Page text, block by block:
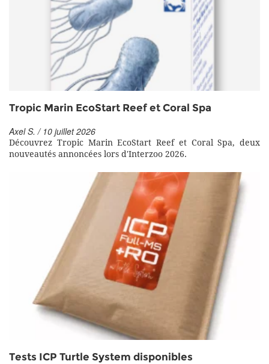
Tropic Marin EcoStart Reef et Coral Spa
Axel S. / 10 juillet 2026
Découvrez Tropic Marin EcoStart Reef et Coral Spa, deux
nouveautés annoncées lors d'Interzoo 2026.
Tests ICP Turtle System disponibles